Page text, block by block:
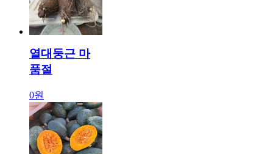
열대둥근 마
품절
0원